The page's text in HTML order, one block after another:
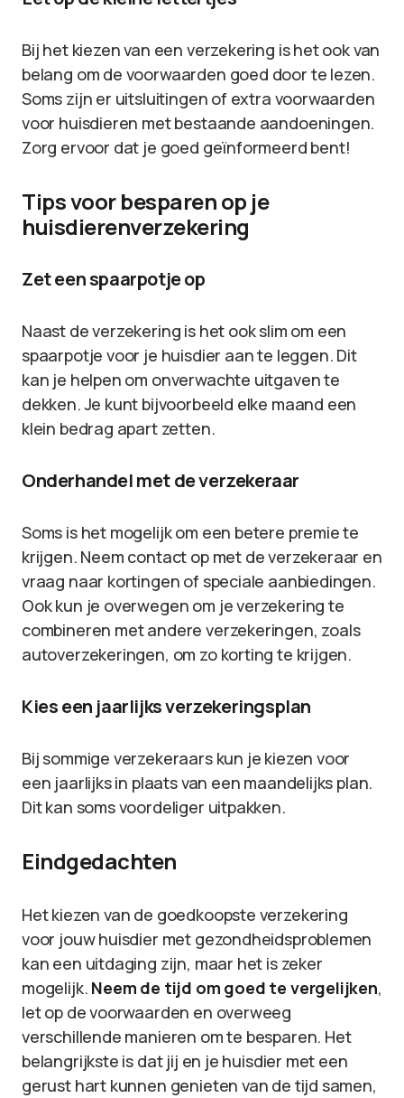
Bij het kiezen van een verzekering is het ook van
belang om de voorwaarden goed door te lezen.
Soms zijn er uitsluitingen of extra voorwaarden
voor huisdieren met bestaande aandoeningen.
Zorg ervoor dat je goed geïnformeerd bent!
Tips voor besparen op je
huisdierenverzekering
Zet een spaarpotje op
Naast de verzekering is het ook slim om een
spaarpotje voor je huisdier aan te leggen. Dit
kan je helpen om onverwachte uitgaven te
dekken. Je kunt bijvoorbeeld elke maand een
klein bedrag apart zetten.
Onderhandel met de verzekeraar
Soms is het mogelijk om een betere premie te
krijgen. Neem contact op met de verzekeraar en
vraag naar kortingen of speciale aanbiedingen.
Ook kun je overwegen om je verzekering te
combineren met andere verzekeringen, zoals
autoverzekeringen, om zo korting te krijgen.
Kies een jaarlijks verzekeringsplan
Bij sommige verzekeraars kun je kiezen voor
een jaarlijks in plaats van een maandelijks plan.
Dit kan soms voordeliger uitpakken.
Eindgedachten
Het kiezen van de goedkoopste verzekering
voor jouw huisdier met gezondheidsproblemen
kan een uitdaging zijn, maar het is zeker
mogelijk. Neem de tijd om goed te vergelijken,
let op de voorwaarden en overweeg
verschillende manieren om te besparen. Het
belangrijkste is dat jij en je huisdier met een
gerust hart kunnen genieten van de tijd samen,